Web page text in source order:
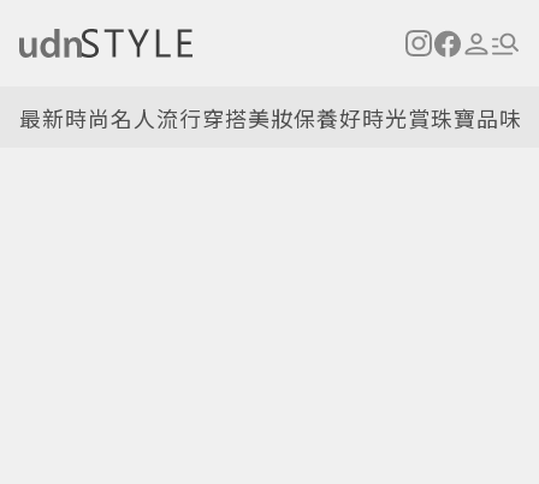
最新時尚名人流行穿搭美妝保養好時光賞珠寶品味